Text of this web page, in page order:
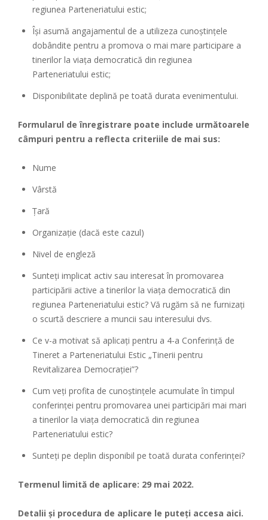
regiunea Parteneriatului estic;
Își asumă angajamentul de a utilizeza cunoștințele
dobândite pentru a promova o mai mare participare a
tinerilor la viața democratică din regiunea
Parteneriatului estic;
Disponibilitate deplină pe toată durata evenimentului.
Formularul de înregistrare poate include următoarele
câmpuri pentru a reflecta criteriile de mai sus:
Nume
Vârstă
Țară
Organizație (dacă este cazul)
Nivel de engleză
Sunteți implicat activ sau interesat în promovarea
participării active a tinerilor la viața democratică din
regiunea Parteneriatului estic? Vă rugăm să ne furnizați
o scurtă descriere a muncii sau interesului dvs.
Ce v-a motivat să aplicați pentru a 4-a Conferință de
Tineret a Parteneriatului Estic „Tinerii pentru
Revitalizarea Democrației”?
Cum veți profita de cunoștințele acumulate în timpul
conferinței pentru promovarea unei participări mai mari
a tinerilor la viața democratică din regiunea
Parteneriatului estic?
Sunteți pe deplin disponibil pe toată durata conferinței?
Termenul limită de aplicare: 29 mai 2022.
Detalii și procedura de aplicare le puteți accesa aici.